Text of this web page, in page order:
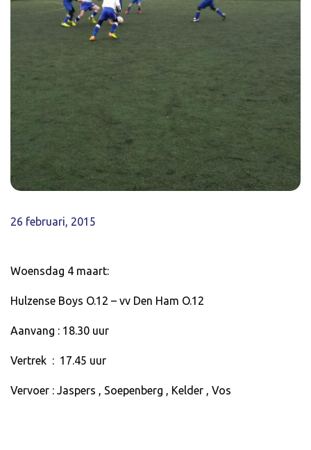
26 februari, 2015
Woensdag 4 maart:
Hulzense Boys O.12 – vv Den Ham O.12
Aanvang : 18.30 uur
Vertrek : 17.45 uur
Vervoer : Jaspers , Soepenberg , Kelder , Vos